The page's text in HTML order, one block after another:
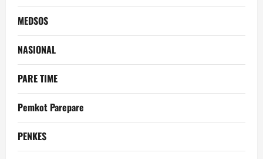
MEDSOS
NASIONAL
PARE TIME
Pemkot Parepare
PENKES